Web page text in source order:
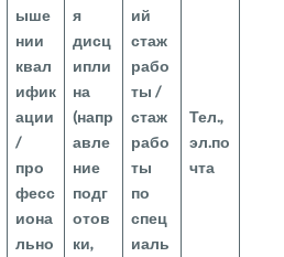
ыше
нии
квал
ифик
ации
/
про
фесс
иона
льно
я
дисц
ипли
на
(напр
авле
ние
подг
отов
ки,
ий
стаж
рабо
ты /
стаж
рабо
ты
по
спец
иаль
Тел.,
эл.по
чта